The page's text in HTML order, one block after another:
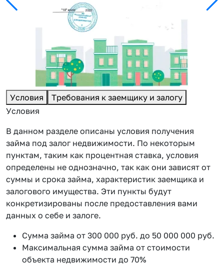
Условия
Требования к заемщику и залогу
Условия
В данном разделе описаны условия получения
займа под залог недвижимости. По некоторым
пунктам, таким как процентная ставка, условия
определены не однозначно, так как они зависят от
суммы и срока займа, характеристик заемщика и
залогового имущества. Эти пункты будут
конкретизированы после предоставления вами
данных о себе и залоге.
Сумма займа от 300 000 руб. до 50 000 000 руб.
Максимальная сумма займа от стоимости
объекта недвижимости до 70%